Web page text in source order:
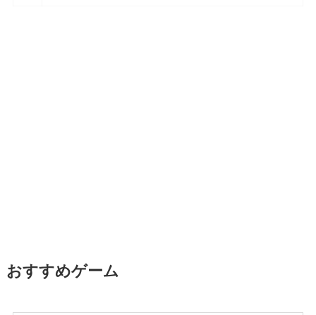
おすすめゲーム